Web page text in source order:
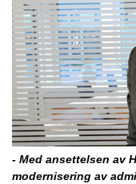
- Med ansettelsen av
modernisering av